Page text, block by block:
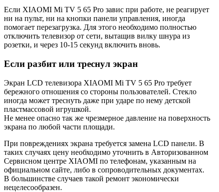
Если XIAOMI Mi TV 5 65 Pro завис при работе, не реагирует
ни на пульт, ни на кнопки панели управления, иногда
помогает перезагрузка. Для этого необходимо полностью
отключить телевизор от сети, вытащив вилку шнура из
розетки, и через 10-15 секунд включить вновь.
Если разбит или треснул экран
Экран LCD телевизора XIAOMI Mi TV 5 65 Pro требует
бережного отношения со стороны пользователей. Стекло
иногда может треснуть даже при ударе по нему детской
пластмассовой игрушкой.
Не менее опасно так же чрезмерное давление на поверхность
экрана по любой части площади.
При повреждениях экрана требуется замена LCD панели. В
таких случаях цену необходимо уточнить в Авторизованном
Сервисном центре XIAOMI по телефонам, указанным на
официальном сайте, либо в сопроводительных документах.
В большинстве случаев такой ремонт экономически
нецелесообразен.